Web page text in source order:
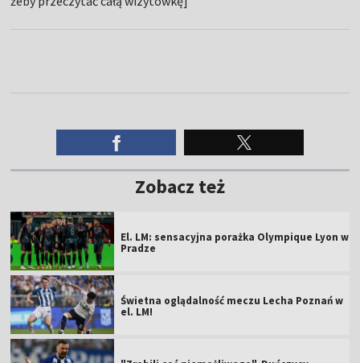
Zobacz też
El. LM: sensacyjna porażka Olympique Lyon w
Pradze
Świetna oglądalność meczu Lecha Poznań w
el. LM!